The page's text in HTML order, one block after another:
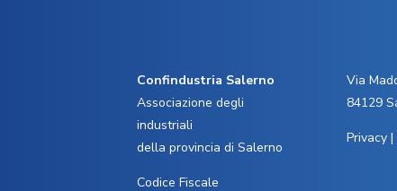
Confindustria Salerno
Associazione degli
industriali
della provincia di Salerno
Codice Fiscale
Via
84129
Privacy|